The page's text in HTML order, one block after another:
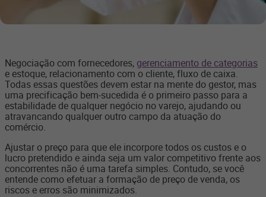
Negociação com fornecedores, gerenciamento de categorias
e estoque, relacionamento com o cliente, fluxo de caixa.
Todas essas questões devem estar na mente do gestor, mas
uma precificação bem-sucedida é o primeiro passo para a
estabilidade de qualquer negócio no varejo, ajudando ou
atravancando qualquer outro campo da atuação do
comércio.
Ajustar o preço para que ele incorpore todos os custos e o
lucro pretendido e ainda seja um valor competitivo frente aos
concorrentes não é uma tarefa simples. Contudo, se você
entende como efetuar a formação de preço de venda, os
riscos e erros são minimizados.